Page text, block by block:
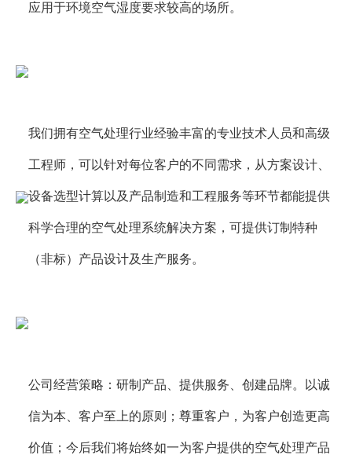
应用于环境空气湿度要求较高的场所。
我们拥有空气处理行业经验丰富的专业技术人员和高级
工程师，可以针对每位客户的不同需求，从方案设计、
设备选型计算以及产品制造和工程服务等环节都能提供
科学合理的空气处理系统解决方案，可提供订制特种
（非标）产品设计及生产服务。
公司经营策略：研制产品、提供服务、创建品牌。以诚
信为本、客户至上的原则；尊重客户，为客户创造更高
价值；今后我们将始终如一为客户提供的空气处理产品